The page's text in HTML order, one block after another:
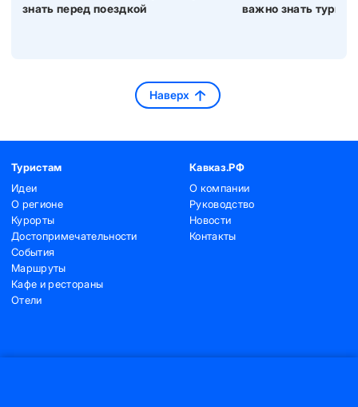
знать перед поездкой
важно знать
Наверх
Туристам
Идеи
О регионе
Курорты
Достопримечательности
События
Маршруты
Кафе и рестораны
Отели
Кавказ.РФ
О компании
Руководство
Новости
Контакты